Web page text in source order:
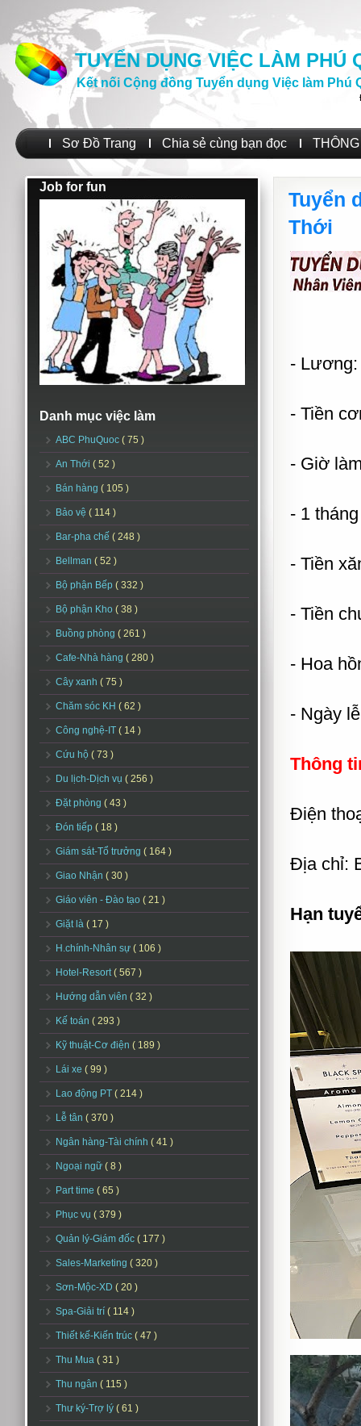
TUYỂN DỤNG VIỆC LÀM PHÚ
Kết nối Cộng đồng Tuyển dụng Việc làm Phú
Sơ Đồ Trang Chia sẻ cùng bạn đọc
Job for fun
Danh mục việc làm
ABC PhuQuoc ( 75 )
An Thới ( 52 )
Bán hàng ( 105 )
Bảo vệ ( 114 )
Bar-pha chế ( 248 )
Bellman ( 52 )
Bộ phận Bếp ( 332 )
Bộ phận Kho ( 38 )
Buồng phòng ( 261 )
Cafe-Nhà hàng ( 280 )
Cây xanh ( 75 )
Chăm sóc KH ( 62 )
Công nghệ-IT ( 14 )
Cứu hộ ( 73 )
Du lịch-Dịch vụ ( 256 )
Đặt phòng ( 43 )
Đón tiếp ( 18 )
Giám sát-Tổ trưởng ( 164 )
Giao Nhận ( 30 )
Giáo viên - Đào tạo ( 21 )
Giặt là ( 17 )
H.chính-Nhân sự ( 106 )
Hotel-Resort( 567 )
Hướng dẫn viên ( 32 )
Kế toán ( 293 )
Kỹ thuật-Cơ điện ( 189 )
Lái xe ( 99 )
Lao động PT ( 214 )
Lễ tân ( 370 )
Ngân hàng-Tài chính ( 41 )
Ngoại ngữ ( 8 )
Part time ( 65 )
Phục vụ ( 379 )
Quản lý-Giám đốc ( 177 )
Sales-Marketing ( 320 )
Sơn-Mộc-XD ( 20 )
Spa-Giải trí ( 114 )
Thiết kế-Kiến trúc ( 47 )
Thu Mua ( 31 )
Thu ngân ( 115 )
Thư ký-Trợ lý ( 61 )
Tuyển
Thới
- Lương:
- Tiền
- Giờ
- 1
- Tiền
- Tiền
- Hoa
- Ngày
Thông
Điện
Địa chỉ:
Hạn